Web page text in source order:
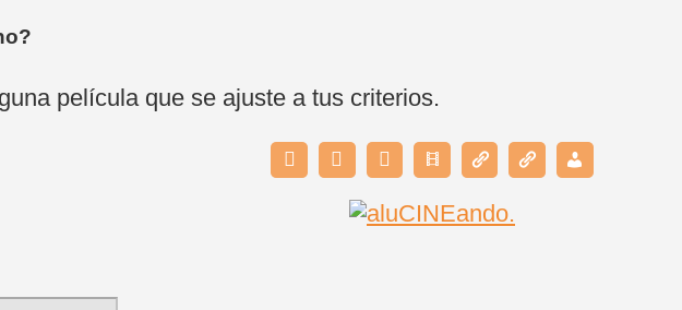
película que se ajuste a tus criterios.